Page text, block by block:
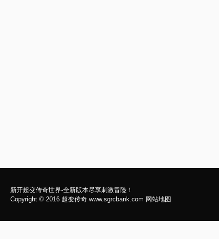
新开超变传奇世界-全新版本尽享刺激冒险！
Copyright © 2016 超变传奇 www.sgrcbank.com 网站地图